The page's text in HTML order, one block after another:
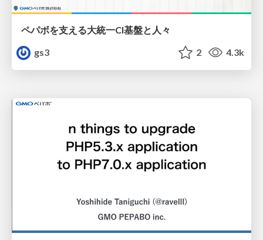
ペパボを支える大統一CI基盤と人々
gs3
2 4.3k